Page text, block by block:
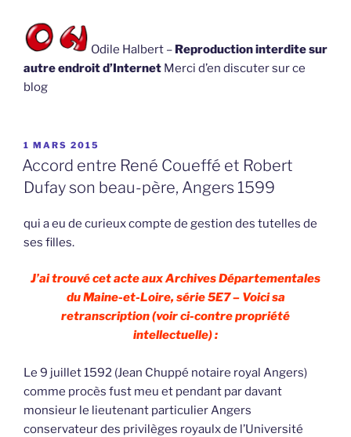
Odile Halbert – Reproduction interdite sur
autre endroit d’Internet Merci d’en discuter sur ce
blog
PUBLIÉ
LE
1 MARS 2015
Accord entre René Coueffé et Robert
Dufay son beau-père, Angers 1599
qui a eu de curieux compte de gestion des tutelles de
ses filles.
J’ai trouvé cet acte aux Archives Départementales
du Maine-et-Loire, série 5E7 – Voici sa
retranscription (voir ci-contre propriété
intellectuelle) :
Le 9 juillet 1592 (Jean Chuppé notaire royal Angers)
comme procès fust meu et pendant par davant
monsieur le lieutenant particulier Angers
conservateur des privilèges royaulx de l’Université